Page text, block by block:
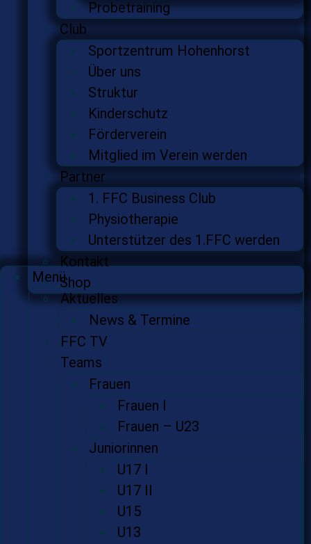
Probetraining
Club
Sportzentrum Hohenhorst
Über uns
Struktur
Kinderschutz
Förderverein
Mitglied im Verein werden
Partner
1. FFC Business Club
Physiotherapie
Unterstützer des 1.FFC werden
Kontakt
Shop
Menü
Aktuelles
News & Termine
FFC TV
Teams
Frauen
Frauen I
Frauen – U23
Juniorinnen
U17 I
U17 II
U15
U13